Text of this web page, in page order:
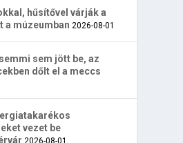
hűsítővel várják a
a múzeumban 2026-08-01
sem jött be, az
dőlt el a meccs
vezet be
2026-08-01